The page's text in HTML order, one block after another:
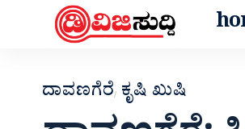
ದಾವಣಗೆರೆ ಕೃಷಿ ಖುಷಿ